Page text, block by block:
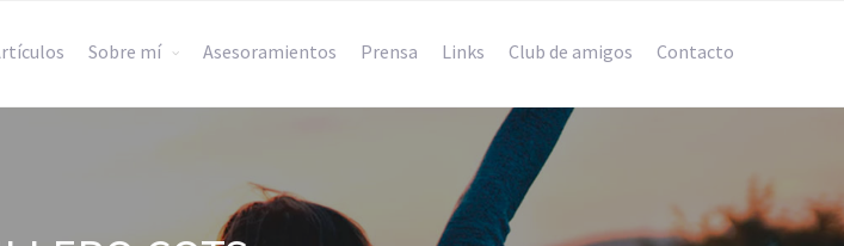
Sobre mí Asesoramientos Prensa Links Club de amigos Contacto